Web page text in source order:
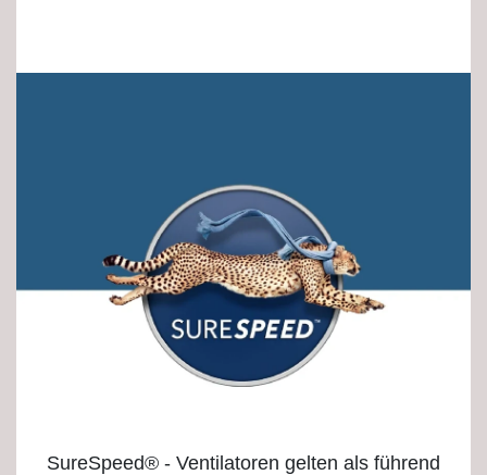
SureSpeed® - Ventilatoren gelten als führend